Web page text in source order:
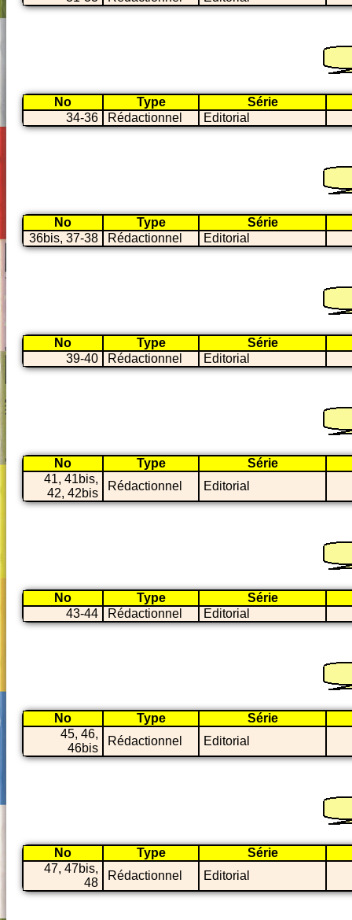
No Type
Série
34-36
Rédactionnel Editorial
No Type
Série
36bis, 37-38
Rédactionnel Editorial
No Type
Série
39-40
Rédactionnel Editorial
No Type
Série
41, 41bis,
42, 42bis
Rédactionnel Editorial
No Type
Série
43-44
Rédactionnel Editorial
No Type
Série
45, 46,
46bis
Rédactionnel Editorial
No Type
Série
47, 47bis,
48
Rédactionnel Editorial